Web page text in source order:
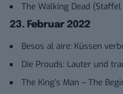
The Walking Dead (Staffel
23. Februar 2022
Besos al aire: Küssen
Die Prouds: Lauter und
The King’s Man – The